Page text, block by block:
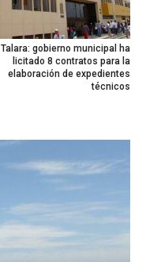
Talara: gobierno municipal ha
licitado 8 contratos para la
elaboración de expedientes
técnicos